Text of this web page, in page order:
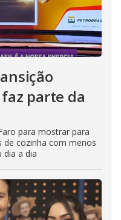
parte da
para mostrar para
cozinha com menos
dia a dia